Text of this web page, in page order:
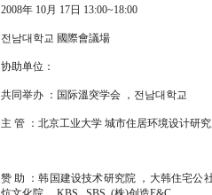
2008年 10月 17日 13:00~18:00
전남대학교 國際會議場
协助单位：
共同举办 ：国际溫突学会 ，전남대학교
主 管 ：北京工业大学 城市住居环境设计研
赞 助 ：韩国建设技术研究院 ，大韩住宅公